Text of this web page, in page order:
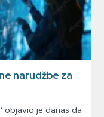
narudžbe za
objavio je danas da